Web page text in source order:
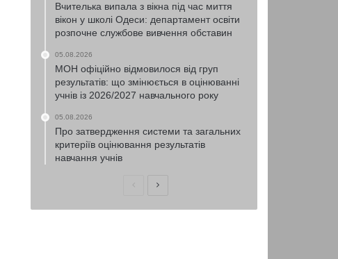
Вчителька випала з вікна під час миття
вікон у школі Одеси: департамент освіти
розпочне службове вивчення обставин
05.08.2026
МОН офіційно відмовилося від груп
результатів: що змінюється в оцінюванні
учнів із 2026/2027 навчального року
05.08.2026
Про затвердження системи та загальних
критеріїв оцінювання результатів
навчання учнів
ПопередняНаступна